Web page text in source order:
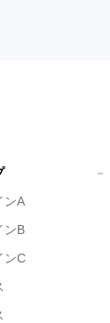
ンA
ンB
ンC